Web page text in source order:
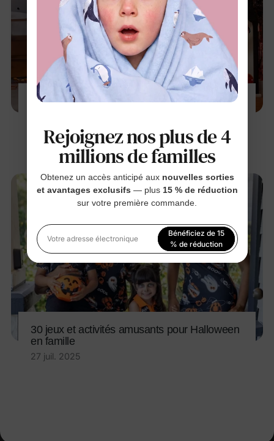
30 costumes et tenues d'Halloween pour
27 juil. 2025
30 jeux et activités amusants pour Halloween
en famille
27 juil. 2025
Rejoignez nos plus de 4
millions de familles
Obtenez un accès anticipé aux nouvelles sorties
et avantages exclusifs — plus 15 % de réduction
sur votre première commande.
Votre adresse électronique
Bénéficiez de 15
% de réduction
En vous inscrivant, vous acceptez notrePolitique de
confidentialité